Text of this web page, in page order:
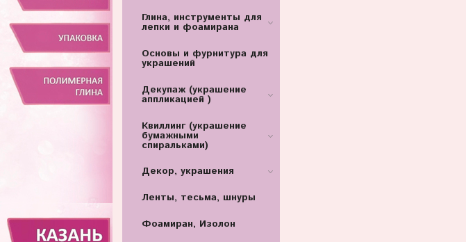
Глина, инструменты для
лепки и фоамирана
Основы и фурнитура для
украшений
Декупаж (украшение
аппликацией )
Квиллинг (украшение
бумажными
спиральками)
Декор, украшения
Ленты, тесьма, шнуры
Фоамиран, Изолон